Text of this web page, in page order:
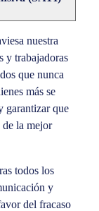
nuestra
y trabajadoras
que nunca
más se
garantizar que
de la mejor
todos los
y
del fracaso